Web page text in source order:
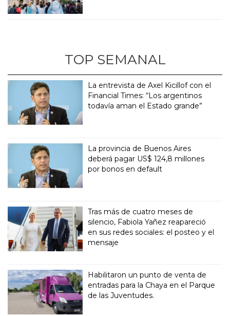
TOP SEMANAL
La entrevista de Axel Kicillof con el
Financial Times: “Los argentinos
todavía aman el Estado grande”
La provincia de Buenos Aires
deberá pagar US$ 124,8 millones
por bonos en default
Tras más de cuatro meses de
silencio, Fabiola Yañez reapareció
en sus redes sociales: el posteo y el
mensaje
Habilitaron un punto de venta de
entradas para la Chaya en el Parque
de las Juventudes.